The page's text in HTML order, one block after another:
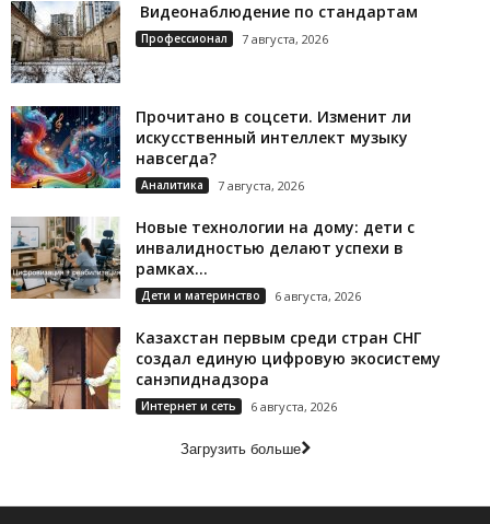
Видеонаблюдение по стандартам
Профессионал 7 августа, 2026
Прочитано в соцсети. Изменит ли
искусственный интеллект музыку
навсегда?
Аналитика 7 августа, 2026
Новые технологии на дому: дети с
инвалидностью делают успехи в
рамках...
Дети и материнство 6 августа, 2026
Казахстан первым среди стран СНГ
создал единую цифровую экосистему
санэпиднадзора
Интернет и сеть 6 августа, 2026
Загрузить больше